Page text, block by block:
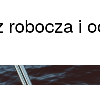
robocza i